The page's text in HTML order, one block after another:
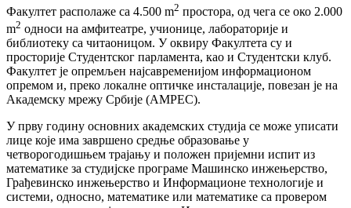
Факултет располаже са 4.500 m2 простора, од чега се око 2.000
m2 односи на амфитеатре, учионице, лабораторије и
библиотеку са читаоницом. У оквиру Факултета су и
просторије Студентског парламента, као и Студентски клуб.
Факултет је опремљен најсавременијом информационом
опремом и, преко локалне оптичке инсталације, повезан је на
Академску мрежу Србије (АМРЕС).
У прву годину основних академских студија се може уписати
лице које има завршено средње образовање у
четворогодишњем трајању и положен пријемни испит из
математике за студијске програме Машинско инжењерство,
Грађевинско инжењерство и Информационе технологије и
системи, односно, математике или математике са провером